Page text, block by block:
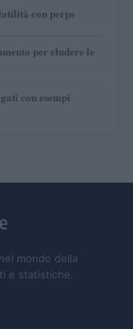
con perps
per eludere le
con esempi
mondo della
e statistiche.